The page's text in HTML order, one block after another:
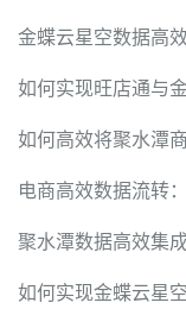
金蝶云星空数据高
如何实现旺店通与
如何高效将聚水潭
电商高效数据流转
聚水潭数据高效集
如何实现金蝶云星